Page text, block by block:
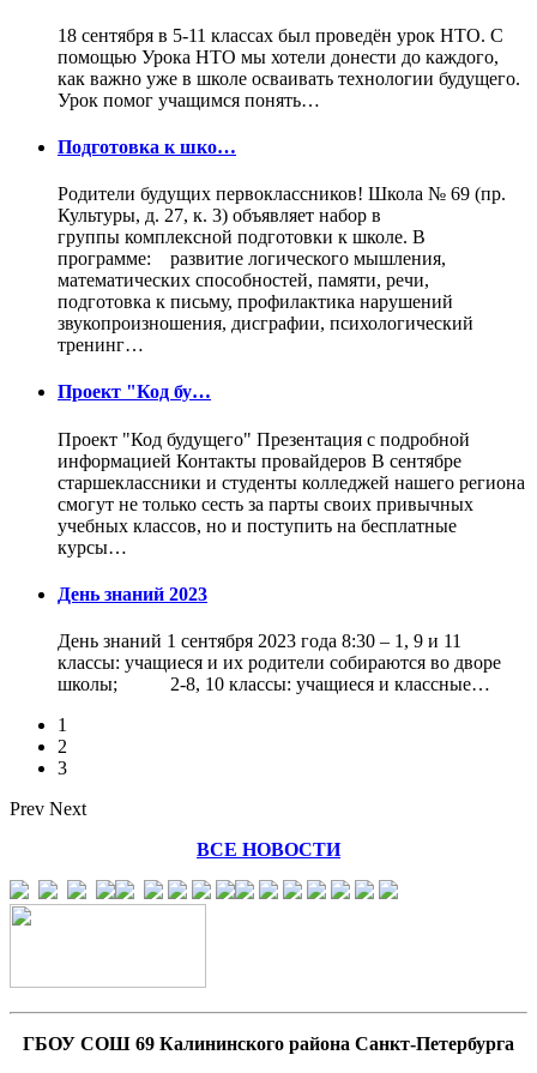
18 сентября в 5-11 классах был проведён урок НТО. С
помощью Урока НТО мы хотели донести до каждого,
как важно уже в школе осваивать технологии будущего.
Урок помог учащимся понять…
Подготовка к шко…
Родители будущих первоклассников! Школа № 69 (пр.
Культуры, д. 27, к. 3) объявляет набор в
группы комплексной подготовки к школе. В
программе: развитие логического мышления,
математических способностей, памяти, речи,
подготовка к письму, профилактика нарушений
звукопроизношения, дисграфии, психологический
тренинг…
Проект "Код бу…
Проект "Код будущего" Презентация с подробной
информацией Контакты провайдеров В сентябре
старшеклассники и студенты колледжей нашего региона
смогут не только сесть за парты своих привычных
учебных классов, но и поступить на бесплатные
курсы…
День знаний 2023
День знаний 1 сентября 2023 года 8:30 – 1, 9 и 11
классы: учащиеся и их родители собираются во дворе
школы; 2-8, 10 классы: учащиеся и классные…
1
2
3
Prev Next
ВСЕ НОВОСТИ
ГБОУ СОШ 69 Калининского района Санкт-Петербурга